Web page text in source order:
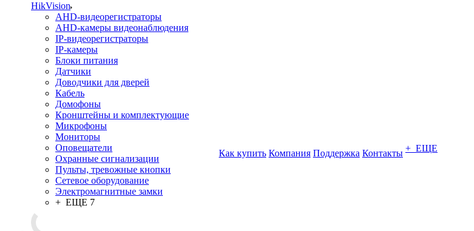
HikVision
AHD-видеорегистраторы
AHD-камеры видеонаблюдения
IP-видеорегистраторы
IP-камеры
Блоки питания
Датчики
Доводчики для дверей
Кабель
Домофоны
Кронштейны и комплектующие
Микрофоны
Мониторы
Оповещатели
Охранные сигнализации
Пульты, тревожные кнопки
Сетевое оборудование
Электромагнитные замки
+ ЕЩЕ 7
Как купить Компания Поддержка Контакты + ЕЩЕ